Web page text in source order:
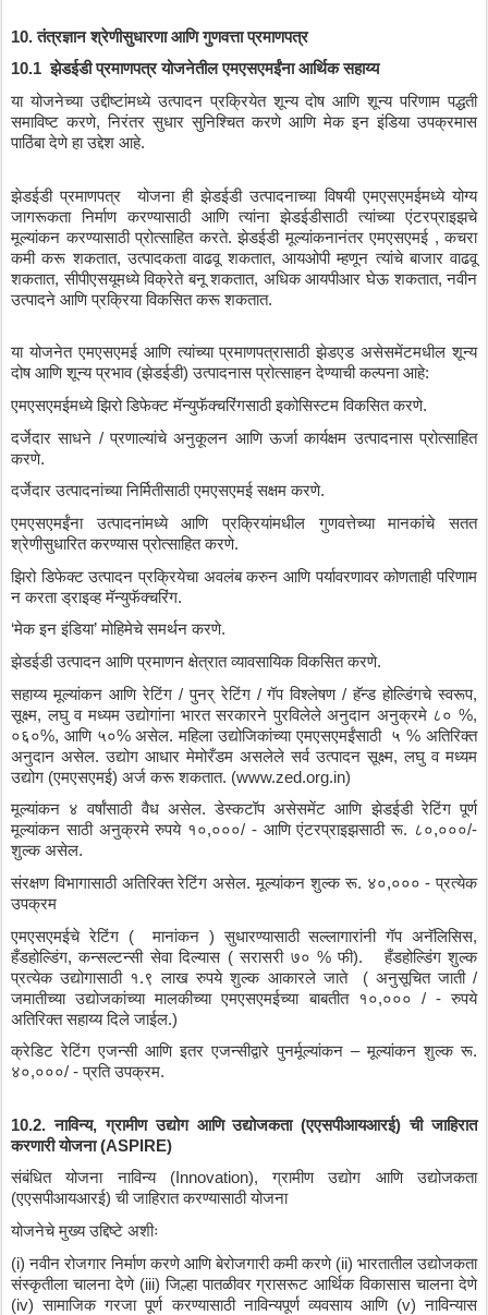
10. तंत्रज्ञान श्रेणीसुधारणा आणि गुणवत्ता प्रमाणपत्र
10.1 झेडईडी प्रमाणपत्र योजनेतील एमएसएमईंना आर्थिक सहाय्य
या योजनेच्या उद्दीष्टांमध्ये उत्पादन प्रक्रियेत शून्य दोष आणि शून्य परिणाम पद्धती
समाविष्ट करणे, निरंतर सुधार सुनिश्चित करणे आणि मेक इन इंडिया उपक्रमास
पाठिंबा देणे हा उद्देश आहे.
झेडईडी प्रमाणपत्र योजना ही झेडईडी उत्पादनाच्या विषयी एमएसएमईमध्ये योग्य
जागरूकता
निर्माण करण्यासाठी आणि त्यांना झेडईडीसाठी त्यांच्या
एंटरप्राइझचे
मूल्यांकन करण्यासाठी प्रोत्साहित करते. झेडईडी मूल्यांकनानंतर एमएसएमई , कचरा
कमी करू शकतात, उत्पादकता वाढवू शकतात, आयओपी म्हणून त्यांचे बाजार वाढवू
शकतात, सीपीएसयूमध्ये विक्रेते बनू शकतात, अधिक आयपीआर घेऊ शकतात, नवीन
उत्पादने आणि प्रक्रिया विकसित करू शकतात.
या योजनेत एमएसएमई आणि त्यांच्या प्रमाणपत्रासाठी झेडएड असेसमेंटमधील शून्य
दोष आणि शून्य प्रभाव (झेडईडी) उत्पादनास प्रोत्साहन देण्याची कल्पना आहे:
एमएसएमईमध्ये झिरो डिफेक्ट मॅन्युफॅक्चरिंगसाठी इकोसिस्टम विकसित करणे.
दर्जेदार साधने / प्रणाल्यांचे अनुकूलन आणि ऊर्जा कार्यक्षम उत्पादनास प्रोत्साहित
करणे.
दर्जेदार उत्पादनांच्या निर्मितीसाठी एमएसएमई सक्षम करणे.
एमएसएमईंना
उत्पादनांमध्ये आणि प्रक्रियांमधील गुणवत्तेच्या मानकांचे
सतत
श्रेणीसुधारित करण्यास प्रोत्साहित करणे.
झिरो डिफेक्ट उत्पादन प्रक्रियेचा अवलंब करुन आणि पर्यावरणावर कोणताही परिणाम
न करता ड्राइव्ह मॅन्युफॅक्चरिंग.
‘मेक इन इंडिया’ मोहिमेचे समर्थन करणे.
झेडईडी उत्पादन आणि प्रमाणन क्षेत्रात व्यावसायिक विकसित करणे.
सहाय्य मूल्यांकन आणि रेटिंग / पुनर् रेटिंग / गॅप विश्लेषण / हॅन्ड होल्डिंगचे स्वरूप
सूक्ष्म, लघु व मध्यम उद्योगांना भारत सरकारने पुरविलेले अनुदान अनुक्रमे ८०
०६०%, आणि ५०% असेल. महिला उद्योजिकांच्या एमएसएमईंसाठी ५ % अतिरिक्त
अनुदान असेल. उद्योग आधार मेमोरँडम असलेले सर्व उत्पादन सूक्ष्म, लघु व मध्यम
उद्योग (एमएसएमई) अर्ज करू शकतात. (www.zed.org.in)
मूल्यांकन ४ वर्षांसाठी वैध असेल. डेस्कटॉप असेसमेंट आणि झेडईडी रेटिंग पूर्ण
मूल्यांकन साठी अनुक्रमे रुपये १०,०००/ - आणि एंटरप्राइझसाठी रू. ८०,०००
शुल्क असेल.
संरक्षण विभागासाठी अतिरिक्त रेटिंग असेल. मूल्यांकन शुल्क रू. ४०,००० - प्रत्येक
उपक्रम
एमएसएमईचे रेटिंग ( मानांकन ) सुधारण्यासाठी सल्लागारांनी गॅप अनॅलिसिस
हँडहोल्डिंग, कन्सल्टन्सी सेवा दिल्यास ( सरासरी ७० % फी). हँडहोल्डिंग शुल्क
प्रत्येक उद्योगासाठी १.९ लाख रुपये शुल्क आकारले जाते ( अनुसूचित जाती
जमातीच्या उद्योजकांच्या मालकीच्या एमएसएमईच्या बाबतीत १०,००० / - रुपये
अतिरिक्त सहाय्य दिले जाईल.)
क्रेडिट रेटिंग एजन्सी आणि इतर एजन्सीद्वारे पुनर्मूल्यांकन – मूल्यांकन शुल्क रू
४०,०००/ - प्रति उपक्रम.
10.2. नाविन्य, ग्रामीण उद्योग आणि उद्योजकता (एएसपीआयआरई) ची जाहिरात
करणारी योजना (ASPIRE)
संबंधित
योजना नाविन्य (Innovation), ग्रामीण उद्योग आणि
उद्योजकता
(एएसपीआयआरई) ची जाहिरात करण्यासाठी योजना
योजनेचे मुख्य उद्दिष्टे अशीः
(i) नवीन रोजगार निर्माण करणे आणि बेरोजगारी कमी करणे (ii) भारतातील उद्योजकता
संस्कृतीला चालना देणे (iii) जिल्हा पातळीवर ग्रासरूट आर्थिक विकासास चालना देणे
(iv) सामाजिक गरजा पूर्ण करण्यासाठी नाविन्यपूर्ण व्यवसाय आणि (v) नाविन्यास